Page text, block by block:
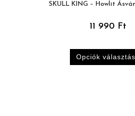
SKULL KING – Howlit
11 990 Ft
Opciók